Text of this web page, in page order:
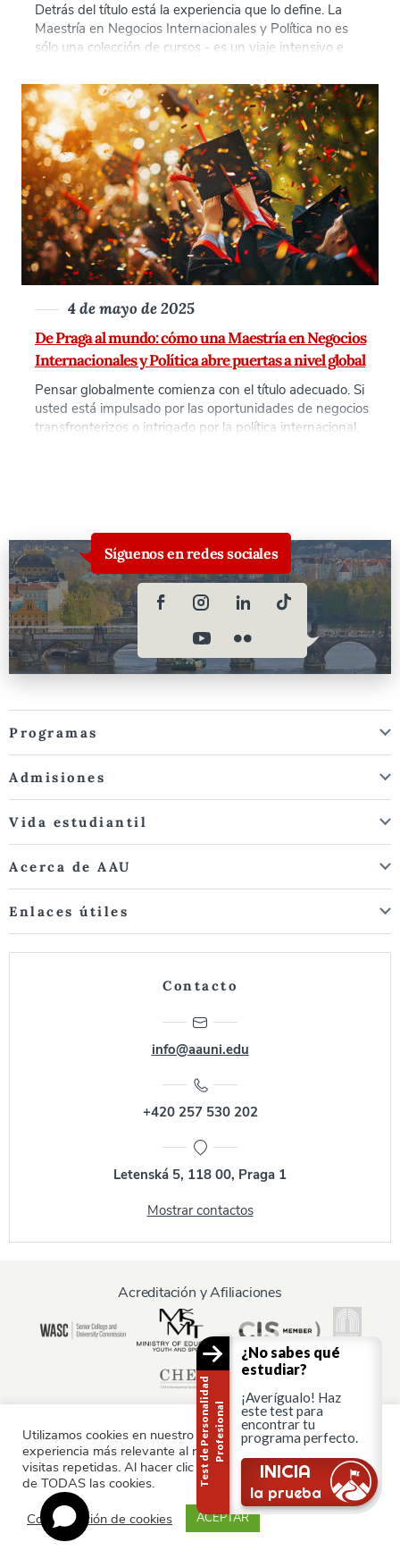
Detrás del título está la experiencia que lo define. La
Maestría en Negocios Internacionales y Política no es
sólo una colección de cursos - es un viaje intensivo e
del comercio y la política. Los estudiantes de la
Universidad Anglo-Americana se sumergen tanto en la
teoría como en las aplicaciones del mundo real. Este
doble enfoque prepara a los graduados [...]
De Praga al mundo: cómo una Maestría en Negocios
Internacionales y Política abre puertas a nivel global
4 de mayo de 2025
Pensar globalmente comienza con el título adecuado. Si
usted está impulsado por las oportunidades de negocios
transfronterizos o intrigado por la política internacional,
la [...]
Síguenos en redes sociales
Programas
Admisiones
Vida estudiantil
Acerca de AAU
Enlaces útiles
Contacto
info@aauni.edu
+420 257 530 202
Letenská 5, 118 00, Praga 1
Mostrar contactos
Acreditación y Afiliaciones
Información para:
Padres y familia
© AAU Praga 2015 - 2026 Todos los derechos reservados.
Utilizamos cookies en nuestro sitio web para ofrecerle la
experiencia más relevante al recordar sus preferencias y
visitas repetidas. Al hacer clic en "Aceptar", consiente el uso
de TODAS las cookies.
Configuración de cookies
ACEPTAR
T
e
s
t
d
e
P
e
r
s
o
n
al
i
d
a
d
P
r
o
f
e
s
i
o
n
al
¿No sabes qué
estudiar?
¡Averígualo! Haz
este test para
encontrar tu
programa perfecto.
INICIA
la prueba
¿Sigues ahí?